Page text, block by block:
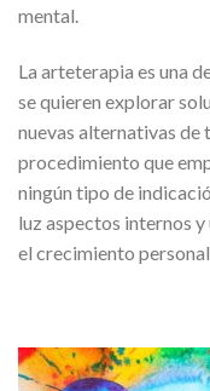
mental.
La arteterapia es una
se quieren explorar
nuevas alternativas de
procedimiento que
ningún tipo de
luz aspectos internos
el crecimiento personal.